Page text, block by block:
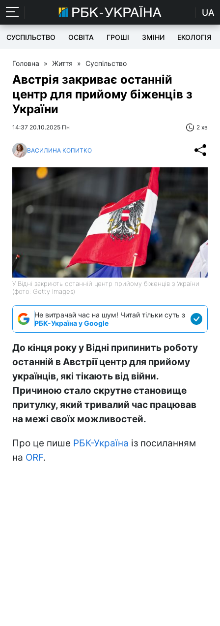
UA
СУСПІЛЬСТВО ОСВІТА ГРОШІ ЗМІНИ ЕКОЛОГІЯ
Головна » Життя » Суспільство
Австрія закриває останній
центр для прийому біженців з
України
14:37 20.10.2025 Пн 2 хв
ВАСИЛИНА КОПИТКО
У Відні закриють останній центр прийому біженців з України
(фото: Getty Images)
Не витрачай час на шум! Читай тільки суть з
РБК-Україна у Google
До кінця року у Відні припинить роботу
останній в Австрії центр для прийому
українців, які тікають від війни.
Причиною стало скрутне становище
притулку, який тривалий час працював
на межі своїх можливостей.
Про це пише РБК-Україна із посиланням
на ORF.